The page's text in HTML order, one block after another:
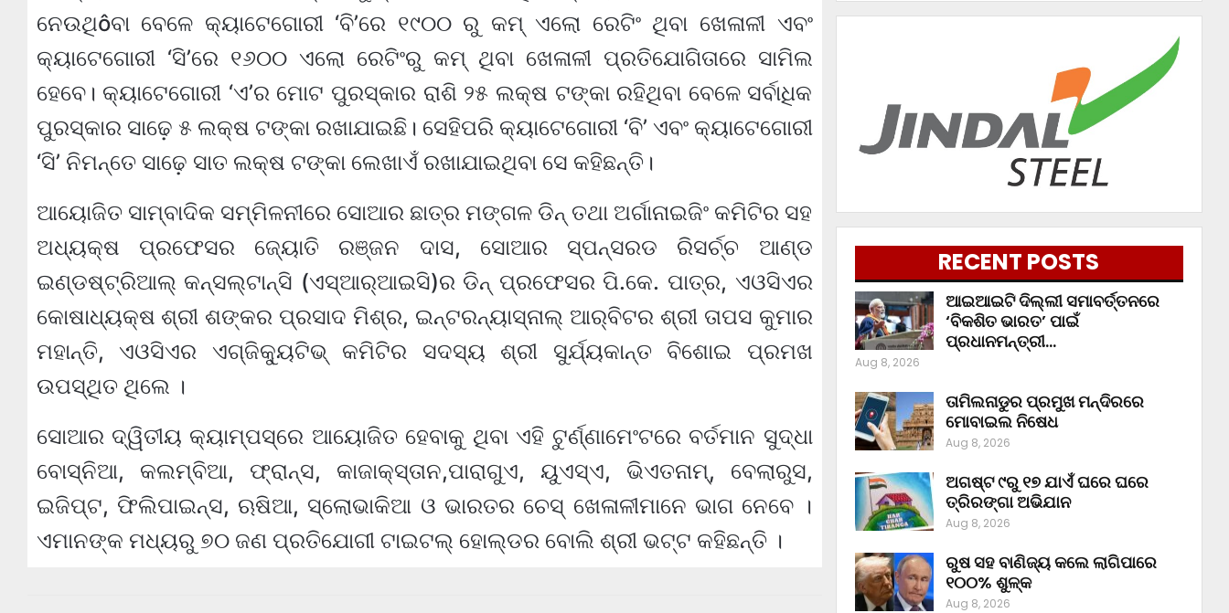
ନେଉଥିôବା ବେଳେ କ୍ୟାଟେଗୋରୀ ‘ବି’ରେ ୧୯୦୦ ରୁ କମ୍ ଏଲୋ ରେଟିଂ ଥିବା ଖେଳାଳୀ ଏବଂ
କ୍ୟାଟେଗୋରୀ ‘ସି’ରେ ୧୬୦୦ ଏଲୋ ରେଟିଂରୁ କମ୍ ଥିବା ଖେଳାଳୀ ପ୍ରତିଯୋଗିତାରେ ସାମିଲ
ହେବେ। କ୍ୟାଟେଗୋରୀ ‘ଏ’ର ମୋଟ ପୁରସ୍କାର ରାଶି ୨୫ ଲକ୍ଷ ଟଙ୍କା ରହିଥିବା ବେଳେ ସର୍ବାଧିକ
ପୁରସ୍କାର ସାଢ଼େ ୫ ଲକ୍ଷ ଟଙ୍କା ରଖାଯାଇଛି। ସେହିପରି କ୍ୟାଟେଗୋରୀ ‘ବି’ ଏବଂ କ୍ୟାଟେଗୋରୀ
‘ସି’ ନିମନ୍ତେ ସାଢ଼େ ସାତ ଲକ୍ଷ ଟଙ୍କା ଲେଖାଏଁ ରଖାଯାଇଥିବା ସେ କହିଛନ୍ତି।
ଆୟୋଜିତ ସାମ୍ବାଦିକ ସମ୍ମିଳନୀରେ ସୋଆର ଛାତ୍ର ମଙ୍ଗଳ ଡିନ୍ ତଥା ଅର୍ଗାନାଇଜିଂ କମିଟିର ସହ
ଅଧ୍ୟକ୍ଷ ପ୍ରଫେସର ଜ୍ୟୋତି ରଞ୍ଜନ ଦାସ, ସୋଆର ସ୍ପନ୍ସରଡ ରିସର୍ଚ୍ଚ ଆଣ୍ଡ
ଇଣ୍ଡଷ୍ଟ୍ରିଆଲ୍ କନ୍‌ସଲ୍‌ଟାନ୍ସି (ଏସ୍‌ଆର୍‌ଆଇସି)ର ଡିନ୍ ପ୍ରଫେସର ପି.କେ. ପାତ୍ର, ଏଓସିଏର
କୋଷାଧ୍ୟକ୍ଷ ଶ୍ରୀ ଶଙ୍କର ପ୍ରସାଦ ମିଶ୍ର, ଇନ୍‌ଟରନ୍ୟାସ୍‌ନାଲ୍ ଆର୍‌ବିଟର ଶ୍ରୀ ତାପସ କୁମାର
ମହାନ୍ତି, ଏଓସିଏର ଏଗ୍‌ଜିକ୍ୟୁଟିଭ୍ କମିଟିର ସଦସ୍ୟ ଶ୍ରୀ ସୁର୍ଯ୍ୟକାନ୍ତ ବିଶୋଇ ପ୍ରମଖ
ଉପସ୍ଥିତ ଥିଲେ ।
ସୋଆର ଦ୍ୱିତୀୟ କ୍ୟାମ୍ପସ୍‌ରେ ଆୟୋଜିତ ହେବାକୁ ଥିବା ଏହି ଟୁର୍ଣ୍ଣାମେଂଟରେ ବର୍ତମାନ ସୁଦ୍ଧା
ବୋସ୍‌ନିଆ, କଲମ୍ବିଆ, ଫ୍ରାନ୍ସ, କାଜାକ୍‌ସ୍ତାନ,ପାରାଗୁଏ, ୟୁଏସ୍‌ଏ, ଭିଏତନାମ୍‌, ବେଲାରୁସ,
ଇଜିପ୍ଟ, ଫିଲିପାଇନ୍ସ, ଋଷିଆ, ସ୍ଲୋଭାକିଆ ଓ ଭାରତର ଚେସ୍ ଖେଳାଳୀମାନେ ଭାଗ ନେବେ ।
ଏମାନଙ୍କ ମଧ୍ୟରୁ ୭୦ ଜଣ ପ୍ରତିଯୋଗୀ ଟାଇଟଲ୍ ହୋଲ୍‌ଡର ବୋଲି ଶ୍ରୀ ଭଟ୍ଟ କହିଛନ୍ତି ।
RECENT POSTS
ଆଇଆଇଟି ଦିଲ୍ଲୀ ସମାବର୍ତ୍ତନରେ
‘ବିକଶିତ ଭାରତ’ ପାଇଁ
ପ୍ରଧାନମନ୍ତ୍ରୀ…
Aug 8, 2026
ତାମିଲନାଡୁର ପ୍ରମୁଖ ମନ୍ଦିରରେ
ମୋବାଇଲ ନିଷେଧ
Aug 8, 2026
ଅଗଷ୍ଟ ୯ରୁ ୧୭ ଯାଏଁ ଘରେ ଘରେ
ତ୍ରିରଙ୍ଗା ଅଭିଯାନ
Aug 8, 2026
ରୁଷ ସହ ବାଣିଜ୍ୟ କଲେ ଲାଗିପାରେ
୧୦୦% ଶୁଳ୍କ
Aug 8, 2026